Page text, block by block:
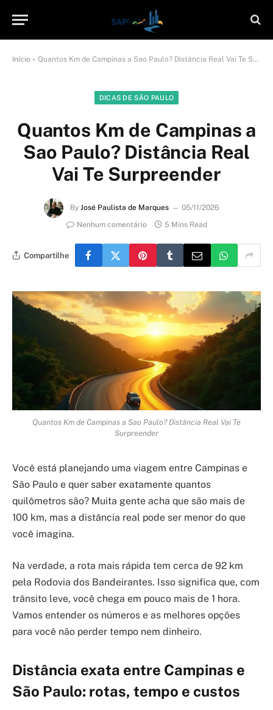
Início » Quantos Km de Campinas a Sao Paulo? Distância Real Vai Te Surpreender
DICAS DE SÃO PAULO
Quantos Km de Campinas a
Sao Paulo? Distância Real
Vai Te Surpreender
By José Paulista de Marques
05/11/2026
Nenhum comentário
5 Mins Read
Compartilhe
Quantos Km de Campinas a Sao Paulo? Distância Real Vai Te
Surpreender
Você está planejando uma viagem entre Campinas e
São Paulo e quer saber exatamente quantos
quilômetros são? Muita gente acha que são mais de
100 km, mas a distância real pode ser menor do que
você imagina.
Na verdade, a rota mais rápida tem cerca de 92 km
pela Rodovia dos Bandeirantes. Isso significa que, com
trânsito leve, você chega em pouco mais de 1 hora.
Vamos entender os números e as melhores opções
para você não perder tempo nem dinheiro.
Distância exata entre Campinas e
São Paulo: rotas, tempo e custos